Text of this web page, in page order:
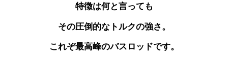
特徴は何と言っても
その圧倒的なトルクの強さ。
これぞ最高峰のバスロッドです。